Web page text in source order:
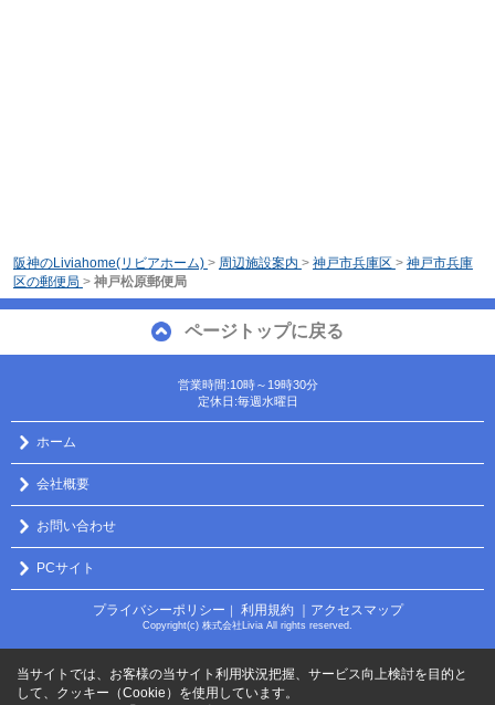
阪神のLiviahome(リビアホーム) > 周辺施設案内 > 神戸市兵庫区 > 神戸市兵庫
区の郵便局 > 神戸松原郵便局
ページトップに戻る
営業時間:10時～19時30分
定休日:毎週水曜日
ホーム
会社概要
お問い合わせ
PCサイト
プライバシーポリシー ｜ 利用規約 ｜アクセスマップ
Copyright(c) 株式会社Livia All rights reserved.
当サイトでは、お客様の当サイト利用状況把握、サービス向上検討を目的と
して、クッキー（Cookie）を使用しています。